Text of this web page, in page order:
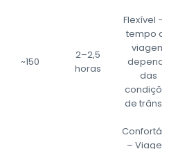
~150
2–2,5
horas
Flexível –
tempo
viagem
das
de
–